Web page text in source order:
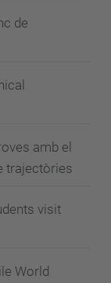
de
amb el
trajectòries
visit
World